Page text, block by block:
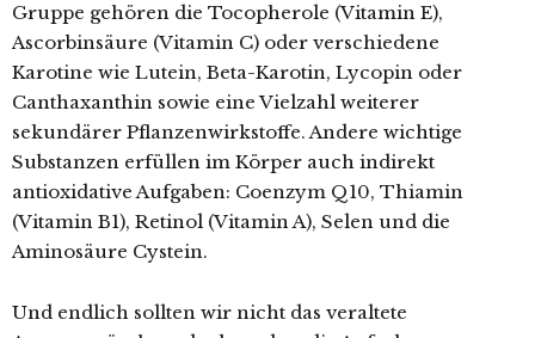
Gruppe gehören die Tocopherole (Vitamin E),
Ascorbinsäure (Vitamin C) oder verschiedene
Karotine wie Lutein, Beta-Karotin, Lycopin oder
Canthaxanthin sowie eine Vielzahl weiterer
sekundärer Pflanzenwirkstoffe. Andere wichtige
Substanzen erfüllen im Körper auch indirekt
antioxidative Aufgaben: Coenzym Q10, Thiamin
(Vitamin B1), Retinol (Vitamin A), Selen und die
Aminosäure Cystein.
Und endlich sollten wir nicht das veraltete